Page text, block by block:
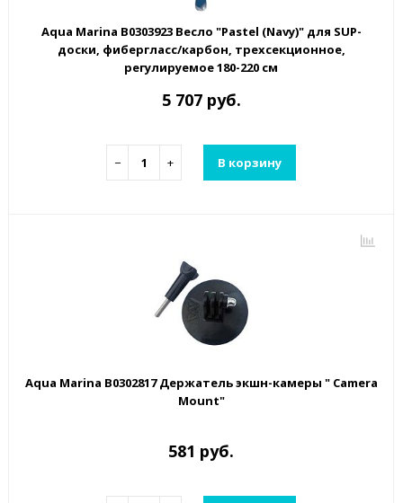
Aqua Marina B0303923 Весло "Pastel (Navy)" для SUP-
доски, фибергласс/карбон, трехсекционное,
регулируемое 180-220 см
5 707 руб.
− + В корзину
Aqua Marina B0302817 Держатель экшн-камеры " Camera
Mount"
581 руб.